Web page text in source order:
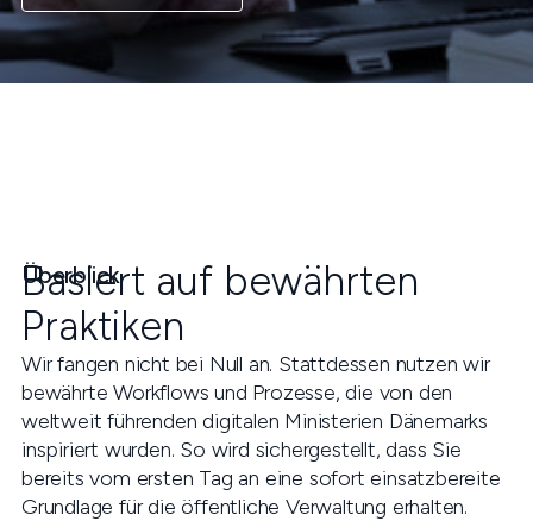
Überblick
Basiert auf bewährten
Praktiken
Wir fangen nicht bei Null an. Stattdessen nutzen wir
bewährte Workflows und Prozesse, die von den
weltweit führenden digitalen Ministerien Dänemarks
inspiriert wurden. So wird sichergestellt, dass Sie
bereits vom ersten Tag an eine sofort einsatzbereite
Grundlage für die öffentliche Verwaltung erhalten.